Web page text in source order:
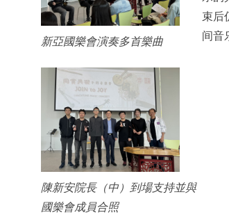
新亞國樂會演奏多首樂曲
陳新安院長（中）到場支持並與
國樂會成員合照
束后
间音